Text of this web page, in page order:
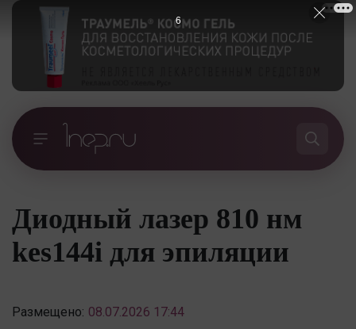
Диодный лазер 810 нм
kes144i для эпиляции
Размещено: 08.07.2026 17:44
5